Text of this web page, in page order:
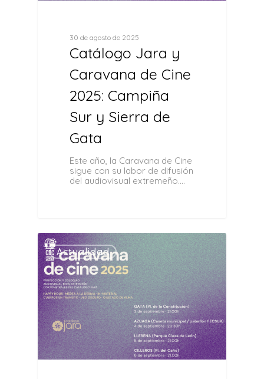
30 de agosto de 2025
Catálogo Jara y
Caravana de Cine
2025: Campiña
Sur y Sierra de
Gata
Este año, la Caravana de Cine
sigue con su labor de difusión
del audiovisual extremeño.…
Actualidad 0